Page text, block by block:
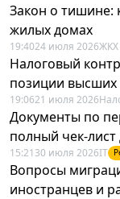
Закон о тишине:
жилых домах
19:4024 июля 2026ЖКХ
Налоговый
позиции высших
19:0621 июля 2026
Документы по
полный чек-
15:21 30 июля 2026IT
Вопросы
иностранцев и